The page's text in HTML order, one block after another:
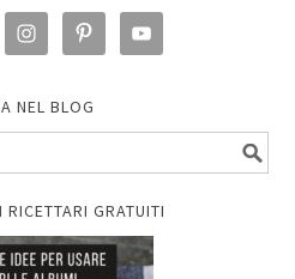
NEL BLOG
GRATUITI